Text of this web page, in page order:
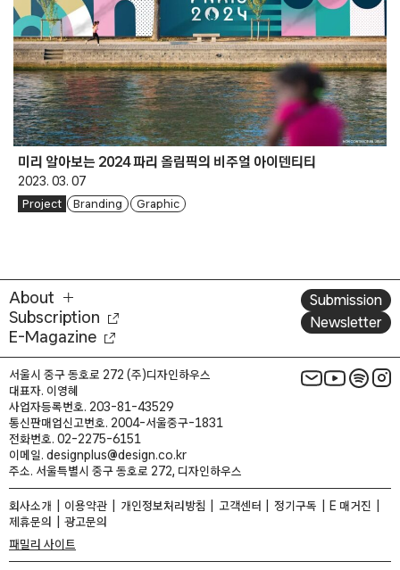
미리 알아보는 2024 파리 올림픽의 비주얼 아이덴티티
2023. 03. 07
Project Branding Graphic
About
Subscription
E-Magazine
Submission
Newsletter
서울시 중구 동호로 272 (주)디자인하우스
대표자. 이영혜
사업자등록번호. 203-81-43529
통신판매업신고번호. 2004-서울중구-1831
전화번호. 02-2275-6151
이메일. designplus@design.co.kr
주소. 서울특별시 중구 동호로 272, 디자인하우스
회사소개 이용약관 개인정보처리방침 고객센터 정기구독
E 매거진
제휴문의
광고문의
패밀리 사이트